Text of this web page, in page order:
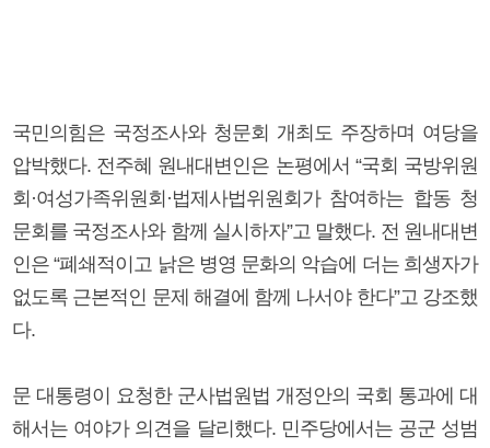
국민의힘은 국정조사와 청문회 개최도 주장하며 여당을
압박했다. 전주혜 원내대변인은 논평에서 “국회 국방위원
회·여성가족위원회·법제사법위원회가 참여하는 합동 청
문회를 국정조사와 함께 실시하자”고 말했다. 전 원내대변
인은 “폐쇄적이고 낡은 병영 문화의 악습에 더는 희생자가
없도록 근본적인 문제 해결에 함께 나서야 한다”고 강조했
다.
문 대통령이 요청한 군사법원법 개정안의 국회 통과에 대
해서는 여야가 의견을 달리했다. 민주당에서는 공군 성범